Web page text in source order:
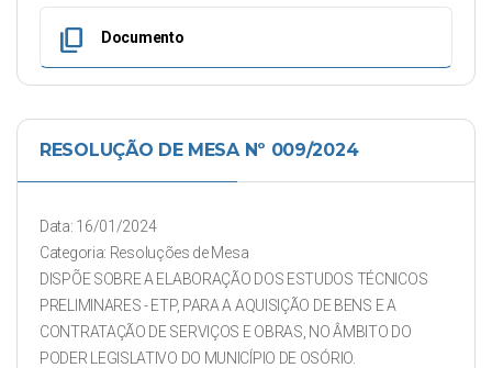
content_copy Documento
RESOLUÇÃO DE MESA Nº 009/2024
Data: 16/01/2024
Categoria: Resoluções de Mesa
DISPÕE SOBRE A ELABORAÇÃO DOS ESTUDOS TÉCNICOS
PRELIMINARES - ETP, PARA A AQUISIÇÃO DE BENS E A
CONTRATAÇÃO DE SERVIÇOS E OBRAS, NO ÂMBITO DO
PODER LEGISLATIVO DO MUNICÍPIO DE OSÓRIO.